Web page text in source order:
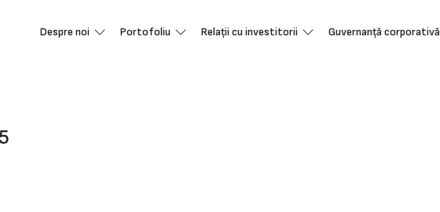
Despre noi Portofoliu Relații cu investitorii Guvernanță corporativă